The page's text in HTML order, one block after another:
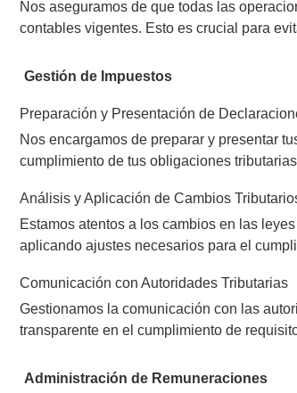
Nos aseguramos de que todas las
contables vigentes. Esto es crucial para
Gestión de Impuestos
Preparación y Presentación de
Nos encargamos de preparar y presentar
cumplimiento de tus obligaciones
Análisis y Aplicación de Cambios
Estamos atentos a los cambios en las
aplicando ajustes necesarios para el
Comunicación con Autoridades Tributarias
Gestionamos la comunicación con las
transparente en el cumplimiento de
Administración de Remuneraciones